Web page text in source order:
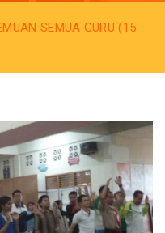
SEMUA GURU (15